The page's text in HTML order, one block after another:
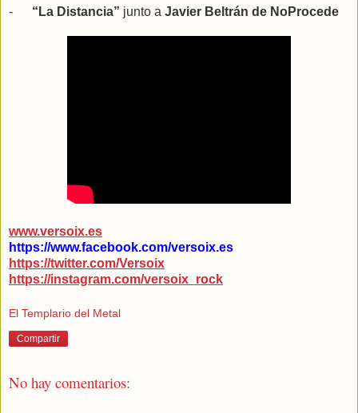
- “La Distancia” junto a Javier Beltrán de NoProcede
www.versoix.es
https://www.facebook.com/versoix.es
https://twitter.com/Versoix
https://instagram.com/versoix_rock
El Templario del Metal
Compartir
No hay comentarios: